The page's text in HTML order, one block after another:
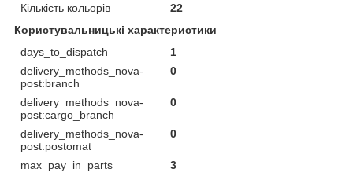
Кількість кольорів
22
Користувальницькі характеристики
days_to_dispatch
1
delivery_methods_nova-
post:branch
0
delivery_methods_nova-
post:cargo_branch
0
delivery_methods_nova-
post:postomat
0
max_pay_in_parts
3